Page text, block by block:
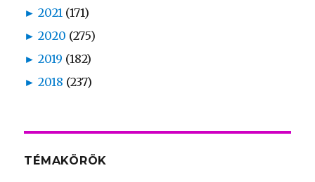
► 2021 (171)
► 2020 (275)
► 2019 (182)
► 2018 (237)
TÉMAKÖRÖK